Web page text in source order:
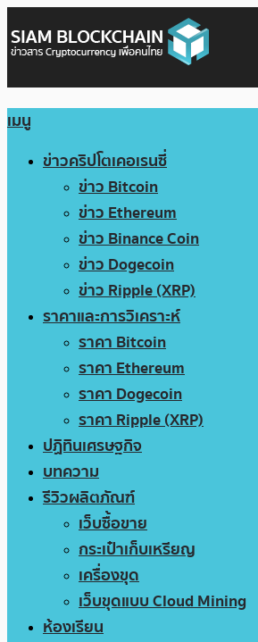
เมนู
ข่าวคริปโตเคอเรนซี่
ข่าว Bitcoin
ข่าว Ethereum
ข่าว Binance Coin
ข่าว Dogecoin
ข่าว Ripple (XRP)
ราคาและการวิเคราะห์
ราคา Bitcoin
ราคา Ethereum
ราคา Dogecoin
ราคา Ripple (XRP)
ปฏิทินเศรษฐกิจ
บทความ
รีวิวผลิตภัณฑ์
เว็บซื้อขาย
กระเป๋าเก็บเหรียญ
เครื่องขุด
เว็บขุดแบบ Cloud Mining
ห้องเรียน